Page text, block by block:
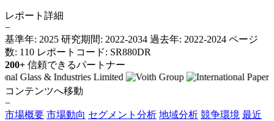
レポート詳細
−
基準年: 2025 研究期間: 2022-2034 過去年: 2022-2024 ページ
数: 110 レポートコード: SR880DR
200+ 信頼できるパートナー
コンテンツへ移動
−
市場概要 市場動向 セグメント分析 地域分析 競争環境 最近